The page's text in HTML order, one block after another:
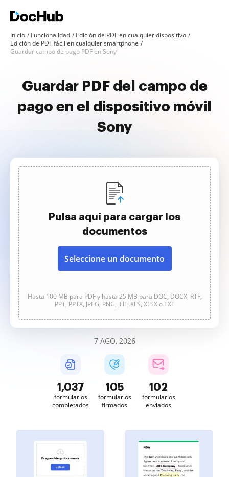
Inicio Funcionalidad
Edición de PDF en cualquier dispositivo
Edición de PDF fácil en cualquier smartphone
Guardar campo de pago PDF en Sony
Guardar PDF del campo de
pago en el dispositivo móvil
Sony
Pulsa aquí para cargar los
documentos
Seleccione un documento
Hasta 100 MB para PDF y hasta 25 MB para DOC, DOCX, RTF,
PPT, PPTX, JPEG, PNG, JFIF, XLS, XLSX o TXT
7 AGO, 2026
1,037
formularios
completados
105
formularios
firmados
102
formularios
enviados